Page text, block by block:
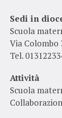
Sedi in
Scuola
Via Colombo
Tel.
Attività
Scuola